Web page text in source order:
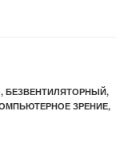
, БЕЗВЕНТИЛЯТОРНЫЙ,
ЗРЕНИЕ,